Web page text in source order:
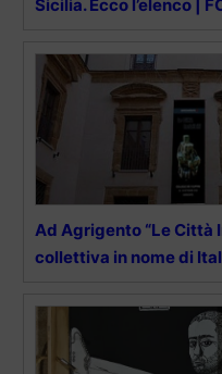
Sicilia. Ecco l’elenco |
Ad Agrigento “Le Città
collettiva in nome di